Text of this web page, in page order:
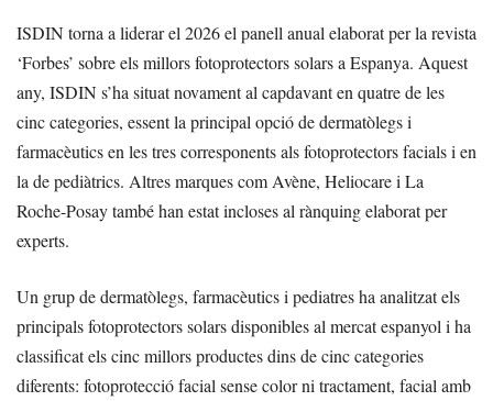
ISDIN torna a liderar el 2026 el panell anual elaborat per la revista
‘Forbes’ sobre els millors fotoprotectors solars a Espanya. Aquest
any, ISDIN s’ha situat novament al capdavant en quatre de les
cinc categories, essent la principal opció de dermatòlegs i
farmacèutics en les tres corresponents als fotoprotectors facials i en
la de pediàtrics. Altres marques com Avène, Heliocare i La
Roche-Posay també han estat incloses al rànquing elaborat per
experts.
Un grup de dermatòlegs, farmacèutics i pediatres ha analitzat els
principals fotoprotectors solars disponibles al mercat espanyol i ha
classificat els cinc millors productes dins de cinc categories
diferents: fotoprotecció facial sense color ni tractament, facial amb